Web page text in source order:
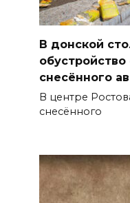
В донской
снесённого
В центре
снесённого